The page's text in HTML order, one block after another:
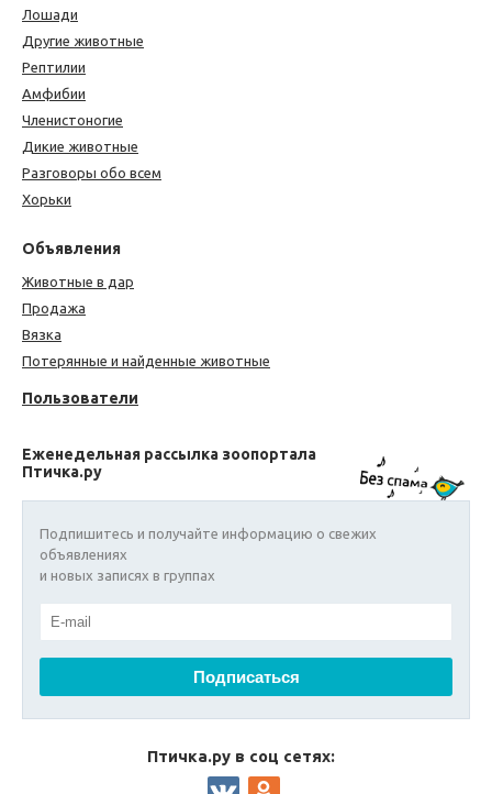
Лошади
Другие животные
Рептилии
Амфибии
Членистоногие
Дикие животные
Разговоры обо всем
Хорьки
Объявления
Животные в дар
Продажа
Вязка
Потерянные и найденные животные
Пользователи
Еженедельная рассылка зоопортала
Птичка.ру
Подпишитесь и получайте информацию о свежих
объявлениях
и новых записях в группах
Птичка.ру в соц сетях: